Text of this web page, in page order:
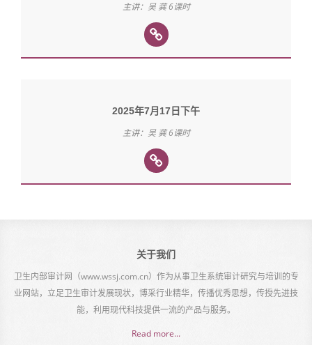
主讲：吴 龚 6课时
2025年7月17日下午
主讲：吴 龚 6课时
关于我们
卫生内部审计网（www.wssj.com.cn）作为从事卫生系统审计研究与培训的专
业网站，立足卫生审计发展现状，博采行业精华，传播优秀思想，传授先进技
能，利用现代科技提供一流的产品与服务。
Read more...